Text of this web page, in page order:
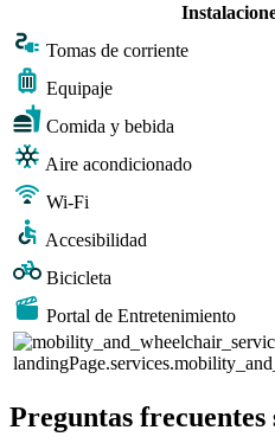
Tomas de corriente
Equipaje
Comida y bebida
Aire acondicionado
Wi-Fi
Accesibilidad
Bicicleta
Portal de Entretenimiento
Preguntas